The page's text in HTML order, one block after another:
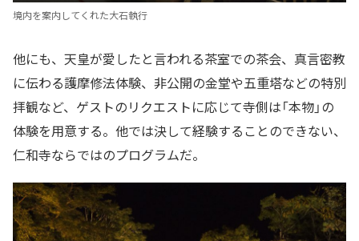
境内を案内してくれた大石執行
他にも、天皇が愛したと言われる茶室での茶会、真言密教
に伝わる護摩修法体験、非公開の金堂や五重塔などの特別
拝観など、ゲストのリクエストに応じて寺側は「本物」の
体験を用意する。他では決して経験することのできない、
仁和寺ならではのプログラムだ。